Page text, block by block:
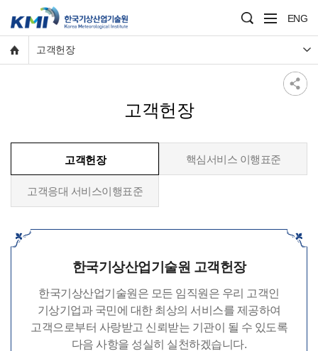
ENG
고객헌장
고객헌장
고객헌장 핵심서비스 이행표준
고객응대 서비스이행표준
한국기상산업기술원 고객헌장
한국기상산업기술원은 모든 임직원은 우리 고객인
기상기업과 국민에 대한 최상의 서비스를 제공하여
고객으로부터 사랑받고 신뢰받는 기관이 될 수 있도록
다음 사항을 성실히 실천하겠습니다.